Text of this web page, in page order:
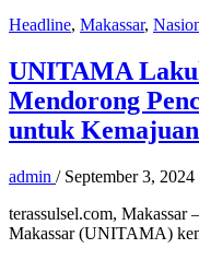
Headline, Makassar,
UNITAMA
Mendorong
untuk
admin / September 3, 2024
terassulsel.com,
Makassar (UNITAMA)